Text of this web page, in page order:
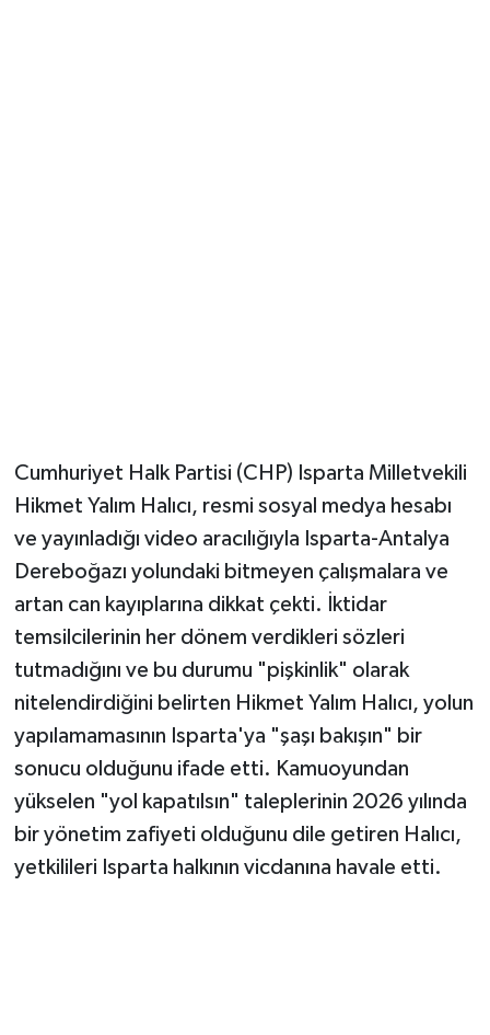
Cumhuriyet Halk Partisi (CHP) Isparta Milletvekili
Hikmet Yalım Halıcı, resmi sosyal medya hesabı
ve yayınladığı video aracılığıyla Isparta-Antalya
Dereboğazı yolundaki bitmeyen çalışmalara ve
artan can kayıplarına dikkat çekti. İktidar
temsilcilerinin her dönem verdikleri sözleri
tutmadığını ve bu durumu "pişkinlik" olarak
nitelendirdiğini belirten Hikmet Yalım Halıcı, yolun
yapılamamasının Isparta'ya "şaşı bakışın" bir
sonucu olduğunu ifade etti. Kamuoyundan
yükselen "yol kapatılsın" taleplerinin 2026 yılında
bir yönetim zafiyeti olduğunu dile getiren Halıcı,
yetkilileri Isparta halkının vicdanına havale etti.